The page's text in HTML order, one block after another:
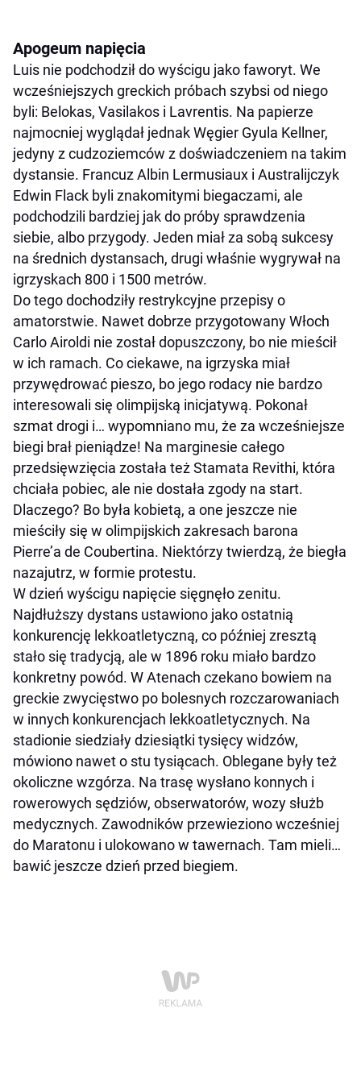
Apogeum napięcia
Luis nie podchodził do wyścigu jako faworyt. We
wcześniejszych greckich próbach szybsi od niego
byli: Belokas, Vasilakos i Lavrentis. Na papierze
najmocniej wyglądał jednak Węgier Gyula Kellner,
jedyny z cudzoziemców z doświadczeniem na takim
dystansie. Francuz Albin Lermusiaux i Australijczyk
Edwin Flack byli znakomitymi biegaczami, ale
podchodzili bardziej jak do próby sprawdzenia
siebie, albo przygody. Jeden miał za sobą sukcesy
na średnich dystansach, drugi właśnie wygrywał na
igrzyskach 800 i 1500 metrów.
Do tego dochodziły restrykcyjne przepisy o
amatorstwie. Nawet dobrze przygotowany Włoch
Carlo Airoldi nie został dopuszczony, bo nie mieścił
w ich ramach. Co ciekawe, na igrzyska miał
przywędrować pieszo, bo jego rodacy nie bardzo
interesowali się olimpijską inicjatywą. Pokonał
szmat drogi i… wypomniano mu, że za wcześniejsze
biegi brał pieniądze! Na marginesie całego
przedsięwzięcia została też Stamata Revithi, która
chciała pobiec, ale nie dostała zgody na start.
Dlaczego? Bo była kobietą, a one jeszcze nie
mieściły się w olimpijskich zakresach barona
Pierre’a de Coubertina. Niektórzy twierdzą, że biegła
nazajutrz, w formie protestu.
W dzień wyścigu napięcie sięgnęło zenitu.
Najdłuższy dystans ustawiono jako ostatnią
konkurencję lekkoatletyczną, co później zresztą
stało się tradycją, ale w 1896 roku miało bardzo
konkretny powód. W Atenach czekano bowiem na
greckie zwycięstwo po bolesnych rozczarowaniach
w innych konkurencjach lekkoatletycznych. Na
stadionie siedziały dziesiątki tysięcy widzów,
mówiono nawet o stu tysiącach. Oblegane były też
okoliczne wzgórza. Na trasę wysłano konnych i
rowerowych sędziów, obserwatorów, wozy służb
medycznych. Zawodników przewieziono wcześniej
do Maratonu i ulokowano w tawernach. Tam mieli…
bawić jeszcze dzień przed biegiem.